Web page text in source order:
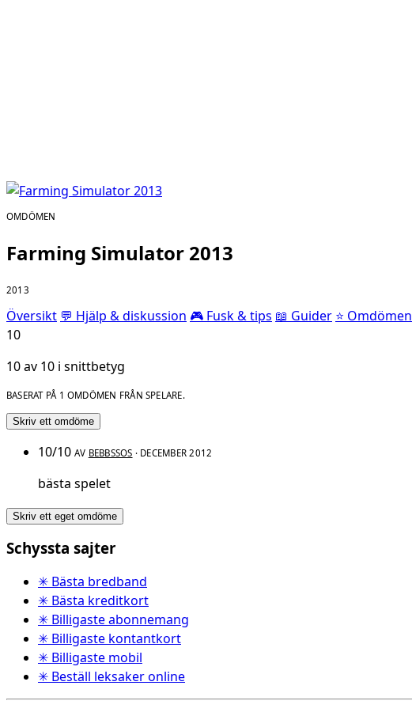
OMDÖMEN
Farming Simulator 2013
2013
Översikt 💬 Hjälp & diskussion 🎮 Fusk & tips 📖 Guider ⭐ Omdömen
10
10 av 10 i snittbetyg
BASERAT PÅ 1 OMDÖMEN FRÅN SPELARE.
Skriv ett omdöme
10/10 AV BEBBSSOS · DECEMBER 2012
bästa spelet
Skriv ett eget omdöme
Schyssta sajter
✳ Bästa bredband
✳ Bästa kreditkort
✳ Billigaste abonnemang
✳ Billigaste kontantkort
✳ Billigaste mobil
✳ Beställ leksaker online